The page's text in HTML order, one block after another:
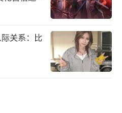
关系：比